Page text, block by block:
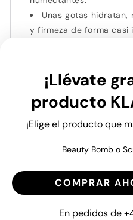
Unas gotas hidratan,
y firmeza de forma casi
Regenera la piel
poderosos
hidratantes.
Despierta con la piel
ContieneAlguronik
de algas que rellenan
natural.
DAY CREAM
¡Llévate
producto
¡Elige el producto que
Beauty Bomb o
COMPRAR
En pedidos de